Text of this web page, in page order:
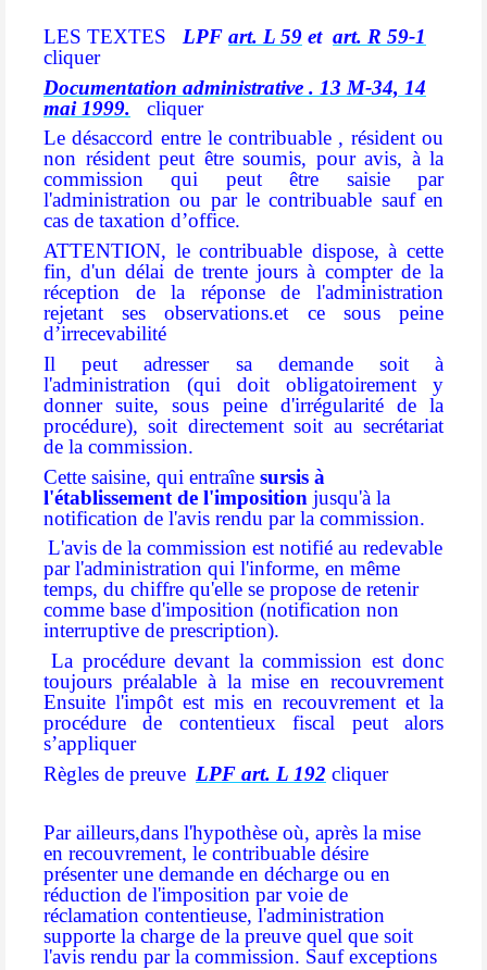
LES TEXTES LPF art. L 59 et art. R 59-1
cliquer
Documentation administrative . 13 M-34, 14
mai 1999. cliquer
Le désaccord entre le contribuable , résident ou
non résident peut être soumis, pour avis, à la
commission qui peut être saisie par
l'administration ou par le contribuable sauf en
cas de taxation d’office.
ATTENTION, le contribuable dispose, à cette
fin, d'un délai de trente jours à compter de la
réception de la réponse de l'administration
rejetant ses observations.et ce sous peine
d’irrecevabilité
Il peut adresser sa demande soit à
l'administration (qui doit obligatoirement y
donner suite, sous peine d'irrégularité de la
procédure), soit directement soit au secrétariat
de la commission.
Cette saisine, qui entraîne sursis à
l'établissement de l'imposition jusqu'à la
notification de l'avis rendu par la commission.
L'avis de la commission est notifié au redevable
par l'administration qui l'informe, en même
temps, du chiffre qu'elle se propose de retenir
comme base d'imposition (notification non
interruptive de prescription).
La procédure devant la commission est donc
toujours préalable à la mise en recouvrement
Ensuite l'impôt est mis en recouvrement et la
procédure de contentieux fiscal peut alors
s’appliquer
Règles de preuve LPF art. L 192 cliquer
Par ailleurs,dans l'hypothèse où, après la mise
en recouvrement, le contribuable désire
présenter une demande en décharge ou en
réduction de l'imposition par voie de
réclamation contentieuse, l'administration
supporte la charge de la preuve quel que soit
l'avis rendu par la commission. Sauf exceptions